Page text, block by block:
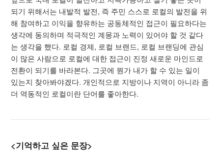
되기 위해서는 내발적 발전, 즉 주민 스스로 로컬의 발전을 위
해 참여하고 이익을 향유하는 공동체적인 접근이 필요하다는
생각에 동의하며 적극적인 계몽과 노력이 있어야 할 것 같다
는 생각을 했다. 로컬 경제, 로컬 브랜드, 로컬 브랜딩에 관심
이 많은 사람으로 로컬에 대한 접근이 진정 새로운 마인드로
전환이 되기를 바라본다. 그곳에 뭔가 내가 할 수 있는 일이
있는지 찾아봐야겠다. 개인적으로 지방이나 지역이 아니라 좀
더 역동적인 로컬이란 단어를 좋아한다.
<기억하고 싶은 문장>